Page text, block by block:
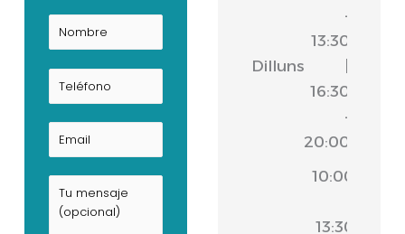
Dilluns
-
13:30
16:30
-
20:00
10:00
13:30